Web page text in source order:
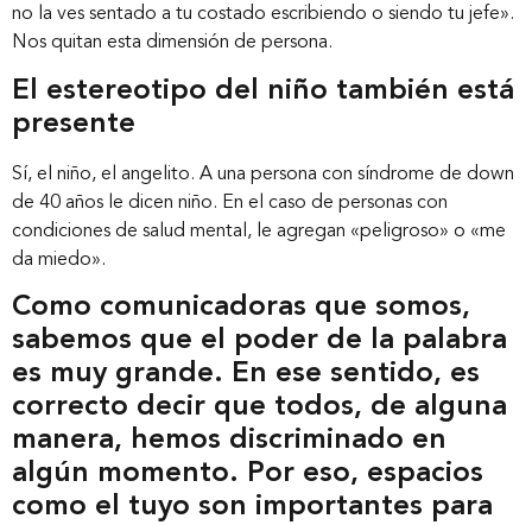
no la ves sentado a tu costado escribiendo o siendo tu jefe».
Nos quitan esta dimensión de persona.
El estereotipo del niño también está
presente
Sí, el niño, el angelito. A una persona con síndrome de down
de 40 años le dicen niño. En el caso de personas con
condiciones de salud mental, le agregan «peligroso» o «me
da miedo».
Como comunicadoras que somos,
sabemos que el poder de la palabra
es muy grande. En ese sentido, es
correcto decir que todos, de alguna
manera, hemos discriminado en
algún momento. Por eso, espacios
como el tuyo son importantes para